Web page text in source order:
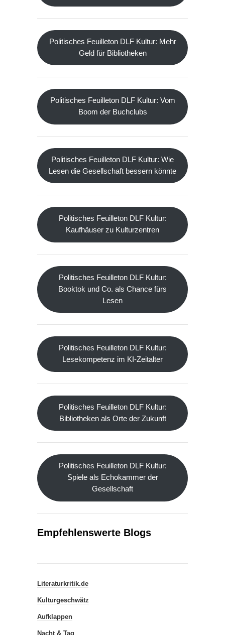
Politisches Feuilleton DLF Kultur: Mehr
Geld für Bibliotheken
Politisches Feuilleton DLF Kultur: Vom
Boom der Buchclubs
Politisches Feuilleton DLF Kultur: Wie
Lesen die Gesellschaft bessern könnte
Politisches Feuilleton DLF Kultur:
Kaufhäuser zu Kulturzentren
Politisches Feuilleton DLF Kultur:
Booktok und Co. als Chance fürs
Lesen
Politisches Feuilleton DLF Kultur:
Lesekompetenz im KI-Zeitalter
Politisches Feuilleton DLF Kultur:
Bibliotheken als Orte der Zukunft
Politisches Feuilleton DLF Kultur:
Spiele als Echokammer der
Gesellschaft
Empfehlenswerte Blogs
Literaturkritik.de
Kulturgeschwätz
Aufklappen
Nacht & Tag